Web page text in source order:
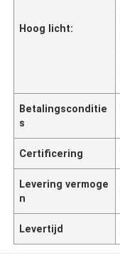
Hoog licht:
Betalingsconditie
s
Certificering
Levering vermoge
n
Levertijd